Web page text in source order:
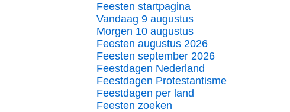
Feesten startpagina
Vandaag 9 augustus
Morgen 10 augustus
Feesten augustus 2026
Feesten september 2026
Feestdagen Nederland
Feestdagen Protestantisme
Feestdagen per land
Feesten zoeken